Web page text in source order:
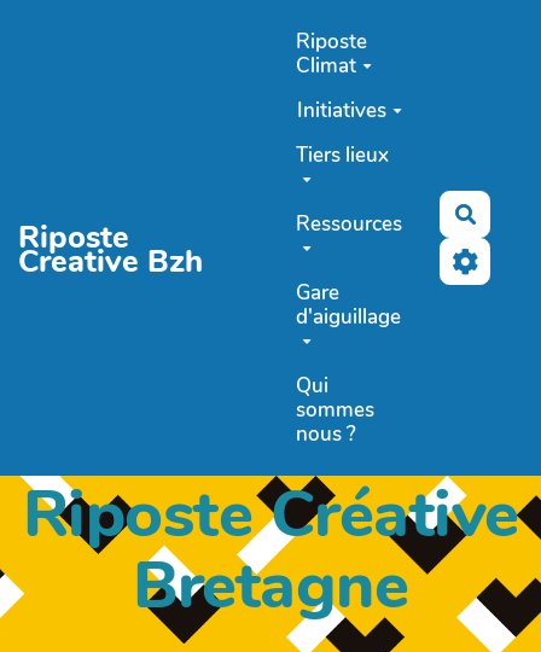
Riposte
Creative Bzh
Riposte
Climat
Initiatives
Tiers lieux
Ressources
Gare
d'aiguillage
Qui
sommes
nous ?
Riposte Créative
Bretagne